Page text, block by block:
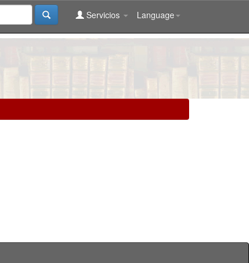
Language
Servicios